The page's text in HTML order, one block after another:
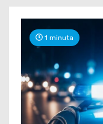
1 minuta